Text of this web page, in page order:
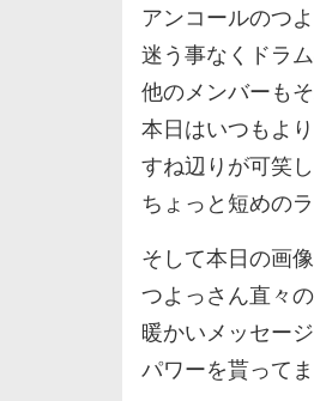
アンコールのつ
迷う事なくドラ
他のメンバーも
本日はいつもよ
すね辺りが可笑
ちょっと短めの
そして本日の画
つよっさん直々
暖かいメッセー
パワーを貰って